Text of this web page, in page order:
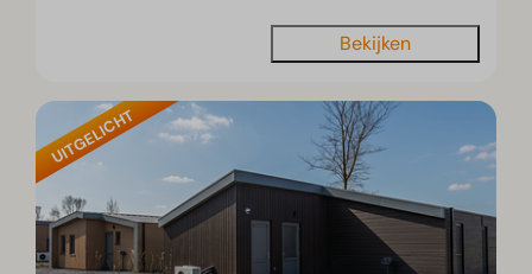
Bekijken
UITGELICHT